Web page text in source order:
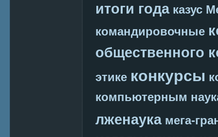
итоги года казус
командировочные
общественного
этике конкурсы
компьютерным
лженаука мега-